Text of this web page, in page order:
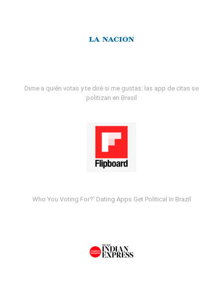
Dime a quién votas y te diré si me gustas: las app de citas se
politizan en Brasil
Who You Voting For?' Dating Apps Get Political In Brazil